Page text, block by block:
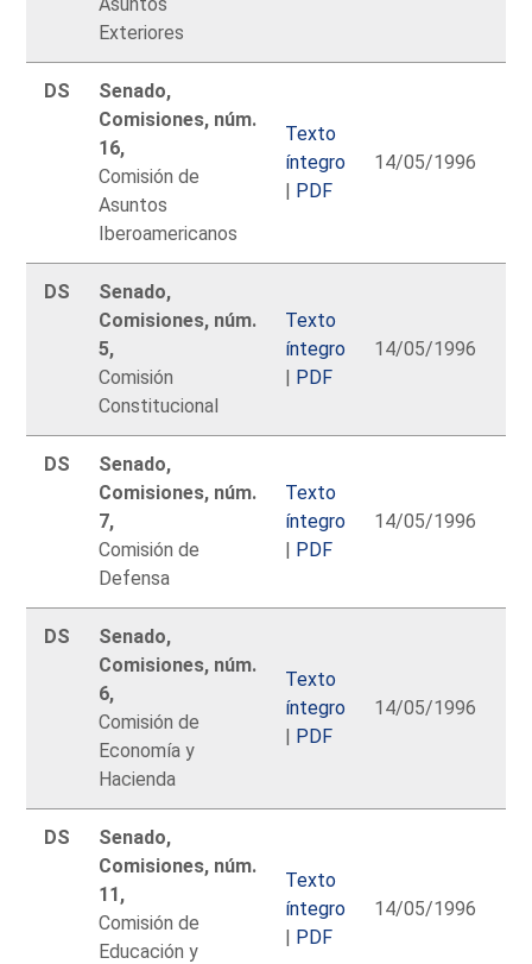
Exteriores
DS
Senado,
Comisiones, núm.
16,
Comisión de
Asuntos
Iberoamericanos
Texto
íntegro
| PDF
14/05/1996
DS
Senado,
Comisiones, núm.
5,
Comisión
Constitucional
Texto
íntegro
| PDF
14/05/1996
DS
Senado,
Comisiones, núm.
7,
Comisión de
Defensa
Texto
íntegro
| PDF
14/05/1996
DS
Senado,
Comisiones, núm.
6,
Comisión de
Economía y
Hacienda
Texto
íntegro
| PDF
14/05/1996
DS
Senado,
Comisiones, núm.
11,
Comisión de
Educación y
Texto
íntegro
| PDF
14/05/1996